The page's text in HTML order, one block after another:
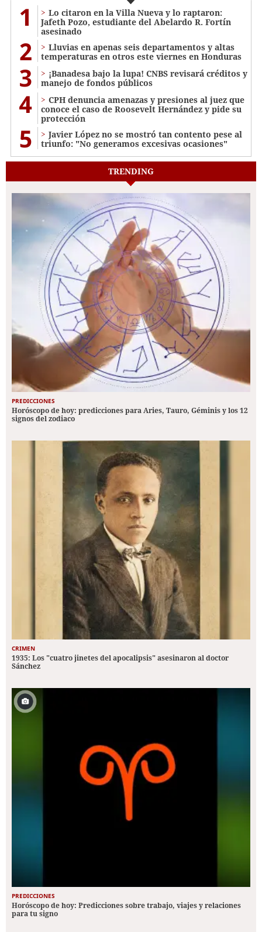
1
Lo citaron en la Villa Nueva y lo raptaron:
Jafeth Pozo, estudiante del Abelardo R. Fortín
asesinado
2
Lluvias en apenas seis departamentos y altas
temperaturas en otros este viernes en Honduras
3
¡Banadesa bajo la lupa! CNBS revisará créditos y
manejo de fondos públicos
4
CPH denuncia amenazas y presiones al juez que
conoce el caso de Roosevelt Hernández y pide su
protección
5
Javier López no se mostró tan contento pese al
triunfo: "No generamos excesivas ocasiones"
TRENDING
PREDICCIONES
Horóscopo de hoy: predicciones para Aries, Tauro, Géminis y los 12
signos del zodiaco
CRIMEN
1935: Los "cuatro jinetes del apocalipsis" asesinaron al doctor
Sánchez
PREDICCIONES
Horóscopo de hoy: Predicciones sobre trabajo, viajes y relaciones
para tu signo